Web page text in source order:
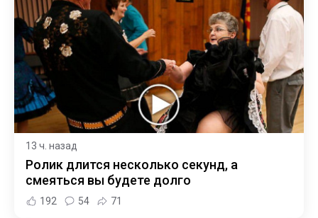
13 ч. назад
Ролик длится несколько секунд, а
смеяться вы будете долго
192 54 71